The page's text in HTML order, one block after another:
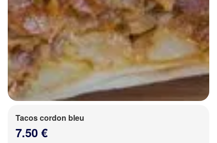
Tacos cordon bleu
7.50 €